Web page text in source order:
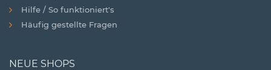
Hilfe / So funktioniert's
Häufig gestellte Fragen
NEUE SHOPS